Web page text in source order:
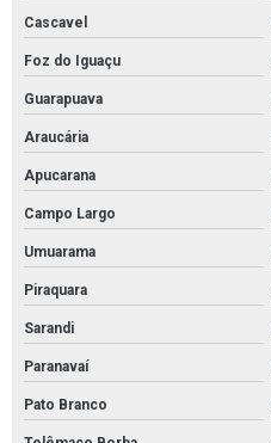
Cascavel
Foz do Iguaçu
Guarapuava
Araucária
Apucarana
Campo Largo
Umuarama
Piraquara
Sarandi
Paranavaí
Pato Branco